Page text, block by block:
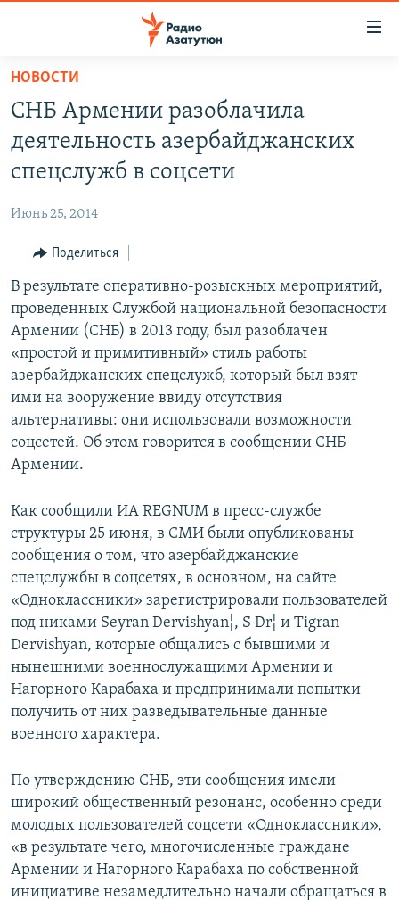
Перейти
основному
содержанию
основной
Перейти
поиску
НОВОСТИ
ЭКОНОМИКА
РЕГИОН
НАГОРНЫЙ КАРАБАХ
КУЛЬТУРА
СПОРТ
АРХИВ
Հայերեն
English
Все сайты Радио Азатутюн
НОВОСТИ
СНБ Армении разоблачила
деятельность азербайджанских
спецслужб в соцсети
Июнь 25, 2014
Поделиться
В результате оперативно-розыскных мероприятий,
проведенных Службой национальной безопасности
Армении (СНБ) в 2013 году, был разоблачен
«простой и примитивный» стиль работы
азербайджанских спецслужб, который был взят
ими на вооружение ввиду отсутствия
альтернативы: они использовали возможности
соцсетей. Об этом говорится в сообщении СНБ
Армении.
Как сообщили ИА REGNUM в пресс-службе
структуры 25 июня, в СМИ были опубликованы
сообщения о том, что азербайджанские
спецслужбы в соцсетях, в основном, на сайте
«Одноклассники» зарегистрировали пользователей
под никами Seyran Dervishyan¦, S Dr¦ и Tigran
Dervishyan, которые общались с бывшими и
нынешними военнослужащими Армении и
Нагорного Карабаха и предпринимали попытки
получить от них разведывательные данные
военного характера.
По утверждению СНБ, эти сообщения имели
широкий общественный резонанс, особенно среди
молодых пользователей соцсети «Одноклассники»,
«в результате чего, многочисленные граждане
Армении и Нагорного Карабаха по собственной
инициативе незамедлительно начали обращаться в